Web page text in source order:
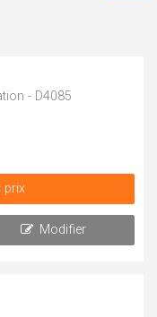
- D4085
prix
Modifier